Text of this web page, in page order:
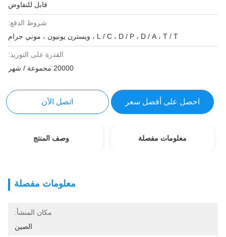
قابل للتفاوض
شروط الدفع:
L / C ، D / P ، D / A ، T / T ، ويسترن يونيون ، موني جرام
القدرة على التوريد:
20000 مجموعة / شهر
احصل على أفضل سعر اتصل الآن
معلومات مفصلة وصف المنتج
معلومات مفصلة
مكان المنشأ:
الصين